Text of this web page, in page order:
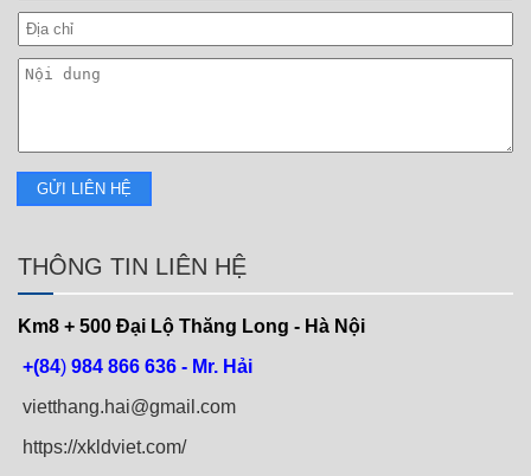
THÔNG TIN LIÊN HỆ
Km8 + 500 Đại Lộ Thăng Long - Hà Nội
+(84) 984 866 636 - Mr. Hải
vietthang.hai@gmail.com
https://xkldviet.com/